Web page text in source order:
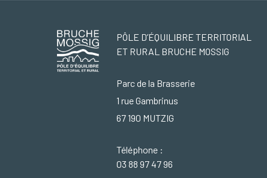
PÔLE D’ÉQUILIBRE TERRITORIAL
ET RURAL BRUCHE MOSSIG
Parc de la Brasserie
1 rue Gambrinus
67 190 MUTZIG
Téléphone :
03 88 97 47 96